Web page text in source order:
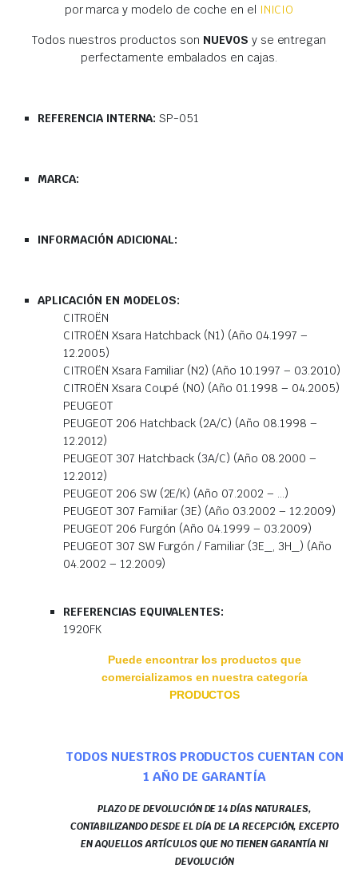
por marca y modelo de coche en el INICIO
Todos nuestros productos son NUEVOS y se entregan
perfectamente embalados en cajas.
REFERENCIA INTERNA:SP-051
MARCA:
INFORMACIÓN ADICIONAL:
APLICACIÓN EN MODELOS:
CITROËN
CITROËN Xsara Hatchback (N1) (Año 04.1997 –
12.2005)
CITROËN Xsara Familiar (N2) (Año 10.1997 – 03.2010)
CITROËN Xsara Coupé (N0) (Año 01.1998 – 04.2005)
PEUGEOT
PEUGEOT 206 Hatchback (2A/C) (Año 08.1998 –
12.2012)
PEUGEOT 307 Hatchback (3A/C) (Año 08.2000 –
12.2012)
PEUGEOT 206 SW (2E/K) (Año 07.2002 – …)
PEUGEOT 307 Familiar (3E) (Año 03.2002 – 12.2009)
PEUGEOT 206 Furgón (Año 04.1999 – 03.2009)
PEUGEOT 307 SW Furgón / Familiar (3E_, 3H_) (Año
04.2002 – 12.2009)
REFERENCIAS EQUIVALENTES:
1920FK
Puede encontrar los productos que
comercializamos en nuestra categoría
PRODUCTOS
TODOS NUESTROS PRODUCTOS CUENTAN CON
1 AÑO DE GARANTÍA
PLAZO DE DEVOLUCIÓN DE 14 DÍAS NATURALES,
CONTABILIZANDO DESDE EL DÍA DE LA RECEPCIÓN, EXCEPTO
EN AQUELLOS ARTÍCULOS QUE NO TIENEN GARANTÍA NI
DEVOLUCIÓN